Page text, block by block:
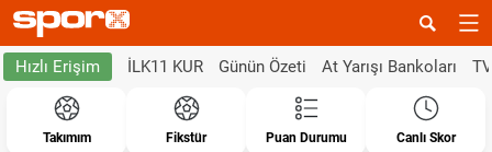
Hızlı Erişim İLK11 KUR Günün Özeti At Yarışı Bankoları
Takımım Fikstür Puan Durumu Canlı Skor